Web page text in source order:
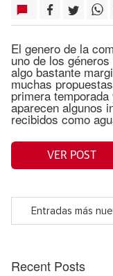
El genero de la
uno de los
algo bastante
muchas
primera
aparecen algunos
recibidos como
VER POST
Entradas más
Recent Posts